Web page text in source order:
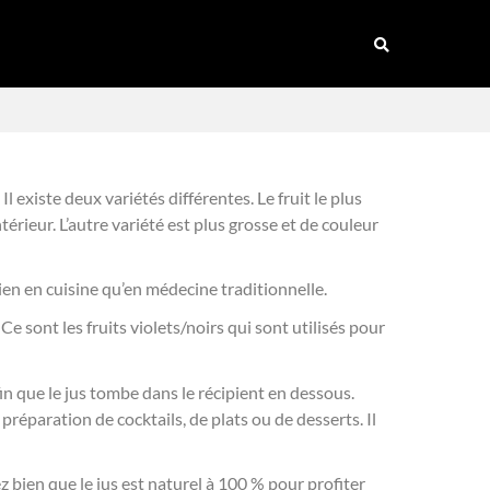
existe deux variétés différentes. Le fruit le plus
L’autre variété est plus grosse et de couleur
en cuisine qu’en médecine traditionnelle.
Ce sont les fruits violets/noirs qui sont utilisés pour
que le jus tombe dans le récipient en dessous.
de cocktails, de plats ou de desserts. Il
bien que le jus est naturel à 100 % pour profiter